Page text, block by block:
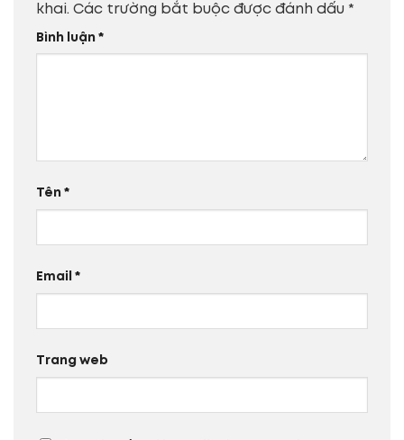
khai. Các trường bắt buộc được đánh dấu *
Bình luận *
Tên *
Email *
Trang web